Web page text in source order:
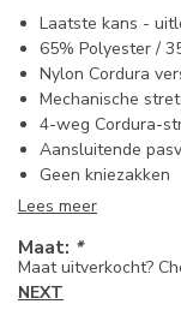
Laatste kans -
65% Polyester /
Nylon Cordura
Mechanische
4-weg Cordura-
Aansluitende
Geen kniezakken
Lees meer
Maat uitverkocht?
NEXT
Maat: *